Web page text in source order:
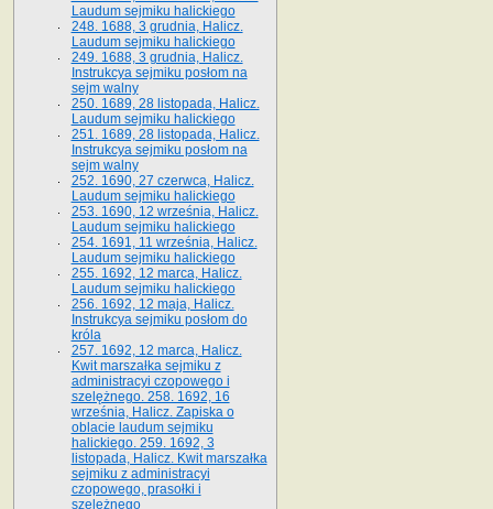
Laudum sejmiku halickiego
248. 1688, 3 grudnia, Halicz.
Laudum sejmiku halickiego
249. 1688, 3 grudnia, Halicz.
Instrukcya sejmiku posłom na
sejm walny
250. 1689, 28 listopada, Halicz.
Laudum sejmiku halickiego
251. 1689, 28 listopada, Halicz.
Instrukcya sejmiku posłom na
sejm walny
252. 1690, 27 czerwca, Halicz.
Laudum sejmiku halickiego
253. 1690, 12 września, Halicz.
Laudum sejmiku halickiego
254. 1691, 11 września, Halicz.
Laudum sejmiku halickiego
255. 1692, 12 marca, Halicz.
Laudum sejmiku halickiego
256. 1692, 12 maja, Halicz.
Instrukcya sejmiku posłom do
króla
257. 1692, 12 marca, Halicz.
Kwit marszałka sejmiku z
administracyi czopowego i
szelężnego. 258. 1692, 16
września, Halicz. Zapiska o
oblacie laudum sejmiku
halickiego. 259. 1692, 3
listopada, Halicz. Kwit marszałka
sejmiku z administracyi
czopowego, prasołki i
szelężnego